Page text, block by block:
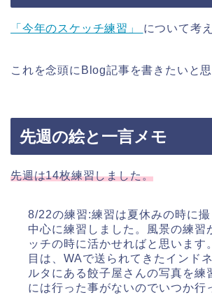
「今年のスケッチ練習」 について考
これを念頭にBlog記事を書きたいと思
先週の絵と一言メモ
先週は14枚練習しました。
8/22の練習:練習は夏休みの時に
中心に練習しました。風景の練習
ッチの時に活かせればと思います
目は、WAで送られてきたインド
ルタにある餃子屋さんの写真を練
には行った事がないのでいつか行